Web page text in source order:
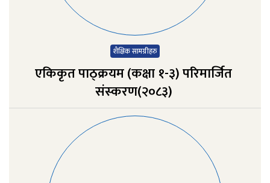
शैक्षिक सामग्रीहरु
एकिकृत पाठ्क्र‍यम (कक्षा १-३) परिमार्जित
संस्‍करण(२०८३)